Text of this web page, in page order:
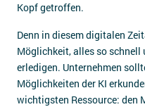
Kopf getroffen.
Denn in diesem digitalen
Möglichkeit, alles so
erledigen. Unternehmen
Möglichkeiten der KI
wichtigsten Ressource: den